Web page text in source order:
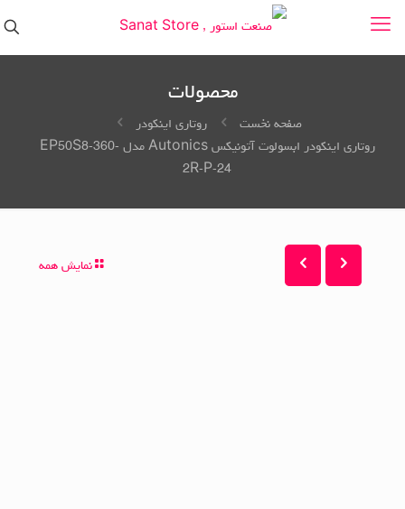
محصولات
صفحه نخست
روتاری اینکودر
روتاری اینکودر ابسولوت آتونیکس Autonics مدل EP50S8-360-
2R-P-24
نمایش همه